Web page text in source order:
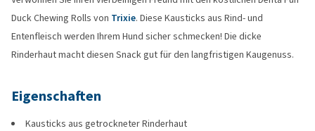
Duck Chewing Rolls von Trixie. Diese Kausticks aus Rind- und
Entenfleisch werden Ihrem Hund sicher schmecken! Die dicke
Rinderhaut macht diesen Snack gut für den langfristigen Kaugenuss.
Eigenschaften
Kausticks aus getrockneter Rinderhaut